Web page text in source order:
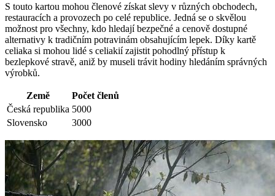
S touto kartou mohou členové získat slevy v různých obchodech,
restauracích a provozech po celé republice. Jedná se o skvělou
možnost pro všechny, kdo hledají bezpečné a cenově dostupné
alternativy k tradičním potravinám obsahujícím lepek. Díky kartě
celiaka si mohou lidé s celiakií zajistit pohodlný přístup k
bezlepkové stravě, aniž by museli trávit hodiny hledáním správných
výrobků.
Země
Počet členů
Česká republika 5000
Slovensko
3000